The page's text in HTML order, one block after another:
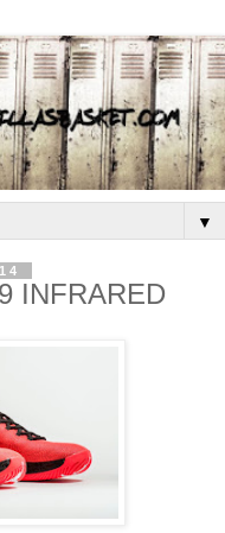
▼
INFRARED